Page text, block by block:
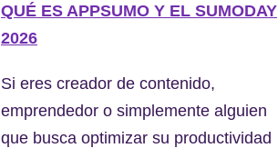
QUÉ ES APPSUMO Y EL SUMODAY
2026
Si eres creador de contenido,
emprendedor o simplemente alguien
que busca optimizar su productividad